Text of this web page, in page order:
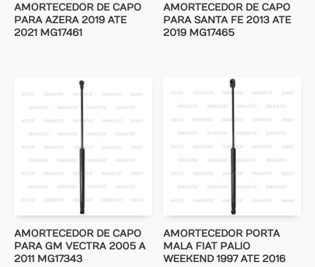
AMORTECEDOR DE CAPO
PARA AZERA 2019 ATE
2021 MG17461
AMORTECEDOR DE CAPO
PARA SANTA FE 2013 ATE
2019 MG17465
AMORTECEDOR DE CAPO
PARA GM VECTRA 2005 A
2011 MG17343
AMORTECEDOR PORTA
MALA FIAT PALIO
WEEKEND 1997 ATE 2016